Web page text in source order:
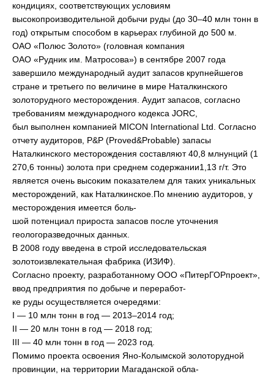
кондициях, соответствующих условиям
высокопроизводительной добычи руды (до 30–40 млн тонн в
год) открытым способом в карьерах глубиной до 500 м.
ОАО «Полюс Золото» (головная компания
ОАО «Рудник им. Матросова») в сентябре 2007 года
завершило международный аудит запасов крупнейшегов
стране и третьего по величине в мире Наталкинского
золоторудного месторождения. Аудит запасов, согласно
требованиям международного кодекса JORC,
был выполнен компанией MICON International Ltd. Согласно
отчету аудиторов, P&P (Proved&Probable) запасы
Наталкинского месторождения составляют 40,8 млнунций (1
270,6 тонны) золота при среднем содержании1,13 г/т. Это
является очень высоким показателем для таких уникальных
месторождений, как Наталкинское.По мнению аудиторов, у
месторождения имеется боль-
шой потенциал прироста запасов после уточнения
геологоразведочных данных.
В 2008 году введена в строй исследовательская
золотоизвлекательная фабрика (ИЗИФ).
Согласно проекту, разработанному ООО «ПитерГОРпроект»,
ввод предприятия по добыче и переработ-
ке руды осуществляется очередями:
I — 10 млн тонн в год — 2013–2014 год;
II — 20 млн тонн в год — 2018 год;
III — 40 млн тонн в год — 2023 год.
Помимо проекта освоения Яно-Колымской золоторудной
провинции, на территории Магаданской обла-